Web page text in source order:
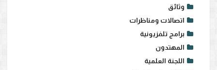
وثائق
اتصالات ومناظرات
برامج تلفزيونية
المهتدون
اللجنة العلمية